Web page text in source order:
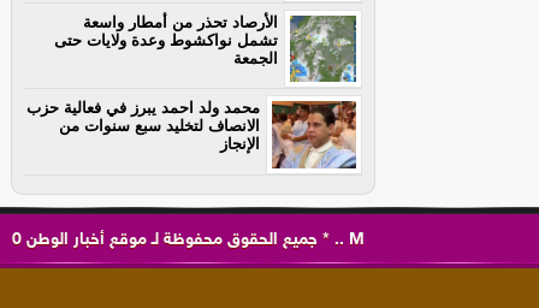
الأرصاد تحذر من أمطار واسعة
تشمل نواكشوط وعدة ولايات حتى
الجمعة
محمد ولد احمد يبرز في فعالية حزب
الانصاف لتخليد سبع سنوات من
الإنجاز
M
..
* جميع الحقوق محفوظة لـموقع أخبار الوطن 0